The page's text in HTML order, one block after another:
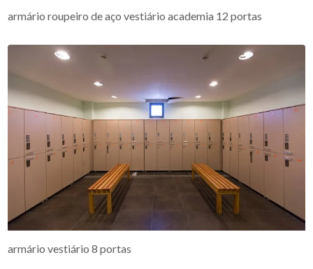
armário roupeiro de aço vestiário academia 12 portas
armário vestiário 8 portas